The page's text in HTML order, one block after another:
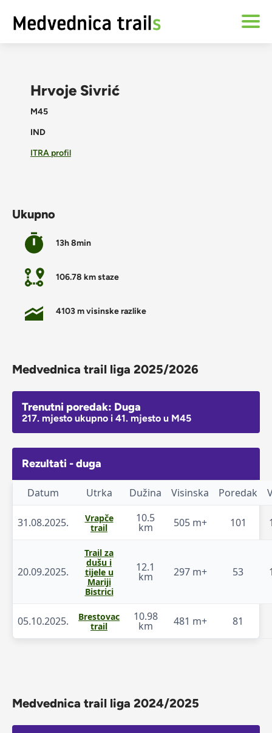
Hrvoje Sivrić
M45
IND
ITRA profil
Ukupno
13h 8min
106.78 km staze
4103 m visinske razlike
Medvednica trail liga 2025/2026
Trenutni poredak: Duga
217. mjesto ukupno i 41. mjesto u M45
Rezultati - duga
Datum Utrka Dužina Visinska Poredak
31.08.2025.
Vrapče
trail
10.5
km 505 m+ 101
20.09.2025.
Trail za
dušu i
tijele u
Mariji
Bistrici
12.1
km 297 m+ 53
05.10.2025.
Brestovac
trail
10.98
km 481 m+ 81
Medvednica trail liga 2024/2025